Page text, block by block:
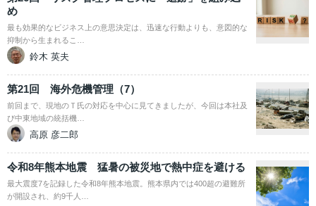
め
最も効果的なビジネス上の意思決定は、迅速な行動よりも、意図的な
抑制から生まれるこ…
鈴木 英夫
第21回 海外危機管理（7）
前回まで、現地のＴ氏の対応を中心に見てきましたが、今回は本社及
び中東地域の統括機…
高原 彦二郎
令和8年熊本地震 猛暑の被災地で熱中症を避ける
最大震度7を記録した令和8年熊本地震。熊本県内では400超の避難所
が開設され、約9千人…